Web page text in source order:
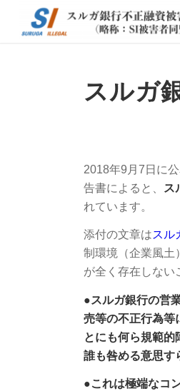
スルガ
2018年9月7日に
告書によると、
ス
れています。
添付の文章はスル
制環境（企業風
が全く存在しない
●スルガ銀行の営
売等の不正行為等
とにも何ら規範的
誰も咎める意思す
●これは極端なコ